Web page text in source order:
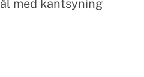
med kantsyning